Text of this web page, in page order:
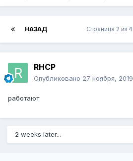
НАЗАД Страница 2 из 4
RHCP
Опубликовано 27 ноября, 2019
работают
2 weeks later...